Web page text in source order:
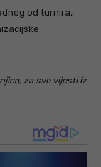
od turnira,
za sve vijesti iz